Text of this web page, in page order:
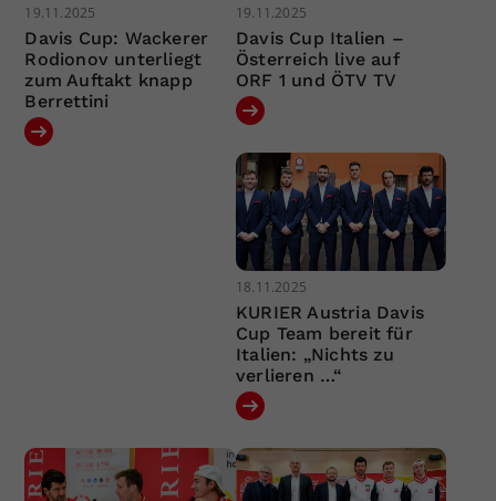
19.11.2025
Davis Cup: Wackerer
Rodionov unterliegt
zum Auftakt knapp
Berrettini
19.11.2025
Davis Cup Italien –
Österreich live auf
ORF 1 und ÖTV TV
18.11.2025
KURIER Austria Davis
Cup Team bereit für
Italien: „Nichts zu
verlieren …“